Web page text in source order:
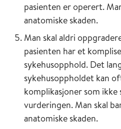
pasienten er operert.
anatomiske skaden.
Man skal aldri
pasienten har et
sykehusopphold. Det
sykehusoppholdet kan
komplikasjoner som ikke
vurderingen. Man skal
anatomiske skaden.